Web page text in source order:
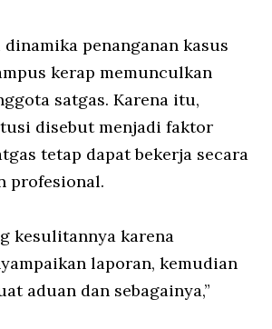
penanganan kasus
kerap memunculkan
satgas. Karena itu,
disebut menjadi faktor
tetap dapat bekerja secara
profesional.
kesulitannya karena
laporan, kemudian
aduan dan sebagainya,”